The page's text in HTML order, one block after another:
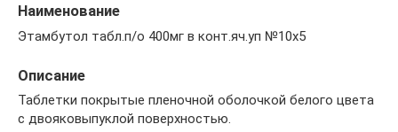
Наименование
Этамбутол табл.п/о 400мг в конт.яч.уп №10х5
Описание
Таблетки покрытые пленочной оболочкой белого цвета
с двояковыпуклой поверхностью.